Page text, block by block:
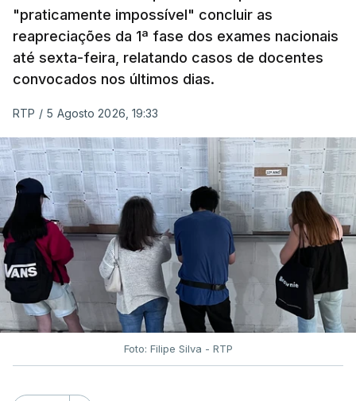
"praticamente impossível" concluir as
reapreciações da 1ª fase dos exames nacionais
até sexta-feira, relatando casos de docentes
convocados nos últimos dias.
RTP / 5 Agosto 2026, 19:33
Foto: Filipe Silva - RTP